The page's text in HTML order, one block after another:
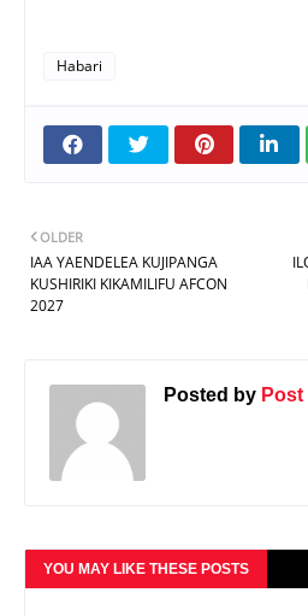
Habari
OLDER
IAA YAENDELEA KUJIPANGA
KUSHIRIKI KIKAMILIFU AFCON
2027
Posted by Post
YOU MAY LIKE THESE POSTS